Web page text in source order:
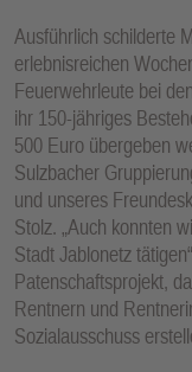
Ausführlich schilderte
erlebnisreichen
Feuerwehrleute bei
ihr 150-jähriges
500 Euro übergeben
Sulzbacher
und unseres
Stolz. „Auch konnten
Stadt Jablonetz
Patenschaftsprojekt,
Rentnern und
Sozialausschuss